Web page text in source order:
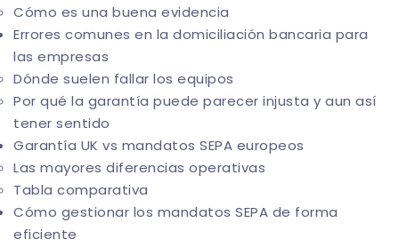
Cómo es una buena evidencia
Errores comunes en la domiciliación bancaria para
las empresas
Dónde suelen fallar los equipos
Por qué la garantía puede parecer injusta y aun así
tener sentido
Garantía UK vs mandatos SEPA europeos
Las mayores diferencias operativas
Tabla comparativa
Cómo gestionar los mandatos SEPA de forma
eficiente